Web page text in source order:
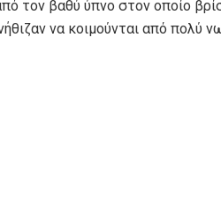
τον βαθύ ύπνο στον οποίο
να κοιμούνται από πολύ